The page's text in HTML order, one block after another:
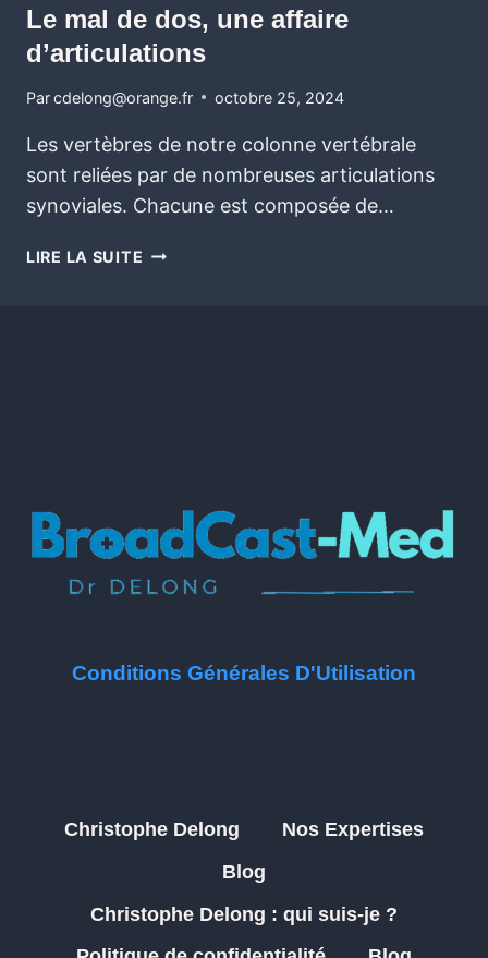
Le mal de dos, une affaire
d’articulations
Parcdelong@orange.fr octobre 25, 2024
Les vertèbres de notre colonne vertébrale
sont reliées par de nombreuses articulations
synoviales. Chacune est composée de…
LIRE LA SUITE
Conditions Générales D'Utilisation
Christophe Delong
Nos Expertises
Blog
Christophe Delong : qui suis-je ?